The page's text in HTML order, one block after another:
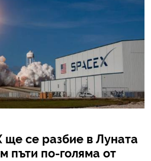
ще се разбие в Луната
пъти по-голяма от